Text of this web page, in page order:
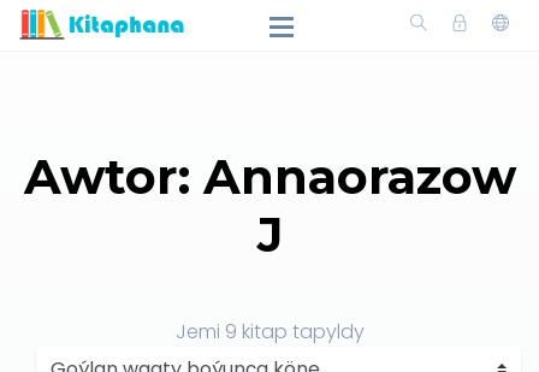
Awtor: Annaorazow
J
Jemi 9 kitap tapyldy